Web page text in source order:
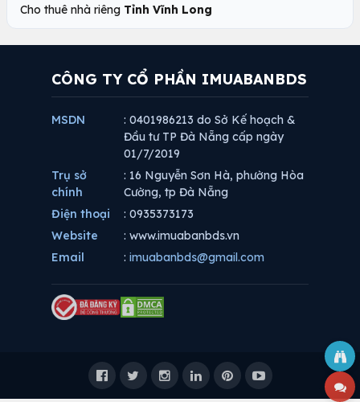
Cho thuê nhà riêng Tỉnh Vĩnh Long
CÔNG TY CỔ PHẦN IMUABANBDS
MSDN
: 0401986213 do Sở Kế hoạch &
Đầu tư TP Đà Nẵng cấp ngày
01/7/2019
Trụ sở
chính
: 16 Nguyễn Sơn Hà, phường Hòa
Cường, tp Đà Nẵng
Điện thoại
: 0935373173
Website
: www.imuabanbds.vn
Email
: imuabanbds@gmail.com